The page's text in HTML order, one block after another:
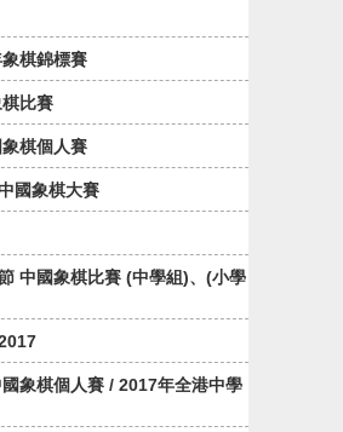
棋錦標賽
比賽
棋個人賽
國象棋大賽
中國象棋比賽 (中學組)、(小學
象棋個人賽 / 2017年全港中學